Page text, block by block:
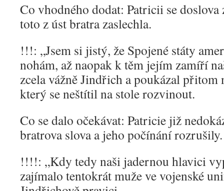
Co vhodného dodat: Patricii se
toto z úst bratra zaslechla.
!!!: „Jsem si jistý, že Spojené státy
nohám, až naopak k těm jejím zamíří
zcela vážně Jindřich a poukázal přitom
který se neštítil na stole rozvinout.
Co se dalo očekávat: Patricie již
bratrova slova a jeho počínání rozrušily.
!!!!: „Kdy tedy naši jadernou hlavici
zajímalo tentokrát muže ve vojenské